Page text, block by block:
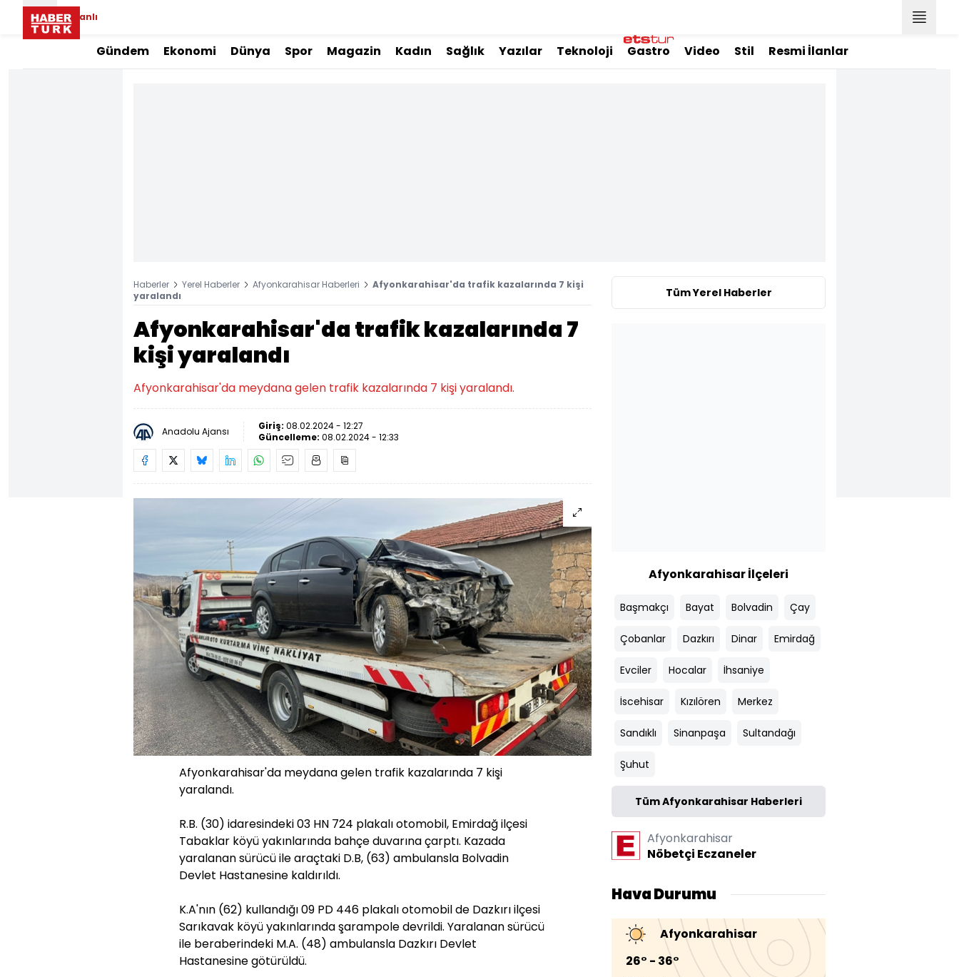
Canlı
Gündem Ekonomi Dünya Spor Magazin Kadın Sağlık Yazılar Teknoloji Gastro Video Stil Resmi İlanlar
Haberler Yerel Haberler Afyonkarahisar Haberleri
Afyonkarahisar'da trafik kazalarında 7 kişi
yaralandı
Afyonkarahisar'da trafik kazalarında 7
kişi yaralandı
Afyonkarahisar'da meydana gelen trafik kazalarında 7 kişi yaralandı.
Anadolu Ajansı Giriş: 08.02.2024 - 12:27
Güncelleme: 08.02.2024 - 12:33
Afyonkarahisar'da meydana gelen trafik kazalarında 7 kişi
yaralandı.
R.B. (30) idaresindeki 03 HN 724 plakalı otomobil, Emirdağ ilçesi
Tabaklar köyü yakınlarında bahçe duvarına çarptı. Kazada
yaralanan sürücü ile araçtaki D.B, (63) ambulansla Bolvadin
Devlet Hastanesine kaldırıldı.
K.A'nın (62) kullandığı 09 PD 446 plakalı otomobil de Dazkırı ilçesi
Sarıkavak köyü yakınlarında şarampole devrildi. Yaralanan sürücü
ile beraberindeki M.A. (48) ambulansla Dazkırı Devlet
Hastanesine götürüldü.
Tüm Yerel Haberler
Afyonkarahisar İlçeleri
Başmakçı Bayat Bolvadin Çay
Çobanlar Dazkırı Dinar Emirdağ
Evciler Hocalar İhsaniye
İscehisar Kızılören Merkez
Sandıklı Sinanpaşa Sultandağı
Şuhut
Tüm Afyonkarahisar Haberleri
Afyonkarahisar
Nöbetçi Eczaneler
Hava Durumu
Afyonkarahisar
26° - 36°